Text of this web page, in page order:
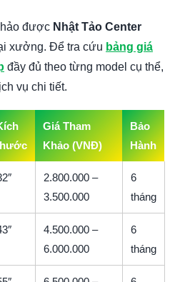
được Nhật Tảo Center
xưởng. Để tra cứu bảng giá
đầy đủ theo từng model cụ thể,
vụ chi tiết.
Giá Tham
Khảo (VNĐ)
Bảo
Hành
2.800.000 –
3.500.000
6
tháng
4.500.000 –
6.000.000
6
tháng